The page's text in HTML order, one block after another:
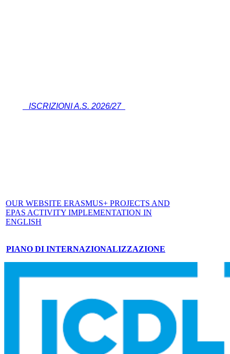
ISCRIZIONI A.S. 2026/27
OUR WEBSITE ERASMUS+ PROJECTS AND
EPAS ACTIVITY IMPLEMENTATION IN
ENGLISH
PIANO DI INTERNAZIONALIZZAZIONE